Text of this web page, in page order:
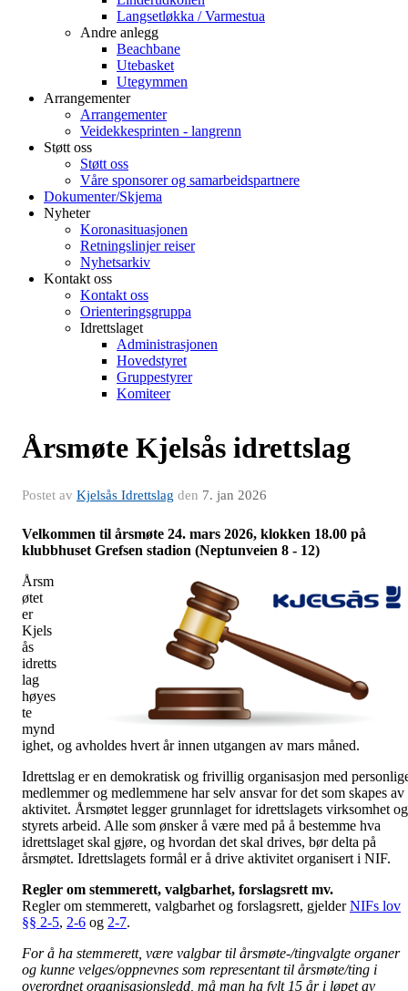
Langsetløkka / Varmestua
Andre anlegg
Beachbane
Utebasket
Utegymmen
Arrangementer
Arrangementer
Veidekkesprinten - langrenn
Støtt oss
Støtt oss
Våre sponsorer og samarbeidspartnere
Dokumenter/Skjema
Nyheter
Koronasituasjonen
Retningslinjer reiser
Nyhetsarkiv
Kontakt oss
Kontakt oss
Orienteringsgruppa
Idrettslaget
Administrasjonen
Hovedstyret
Gruppestyrer
Komiteer
Årsmøte Kjelsås idrettslag
Postet av Kjelsås Idrettslag den 7. jan 2026
Velkommen til årsmøte 24. mars 2026, klokken 18.00 på
klubbhuset Grefsen stadion (Neptunveien 8 - 12)
Årsm
øtet
er
Kjels
ås
idretts
lag
høyes
te
mynd
ighet, og avholdes hvert år innen utgangen av mars måned.
Idrettslag er en demokratisk og frivillig organisasjon med
medlemmer og medlemmene har selv ansvar for det som skapes av
aktivitet. Årsmøtet legger grunnlaget for idrettslagets virksomhet og
styrets arbeid. Alle som ønsker å være med på å bestemme hva
idrettslaget skal gjøre, og hvordan det skal drives, bør delta på
årsmøtet. Idrettslagets formål er å drive aktivitet organisert i NIF.
Regler om stemmerett, valgbarhet, forslagsrett mv.
Regler om stemmerett, valgbarhet og forslagsrett, gjelderNIFs lov
§§ 2-5, 2-6 og 2-7.
For å ha stemmerett, være valgbar til årsmøte-/tingvalgte organer
og kunne velges/oppnevnes som representant til årsmøte/ting i
overordnet organisasjonsledd, må man ha fylt 15 år i løpet av